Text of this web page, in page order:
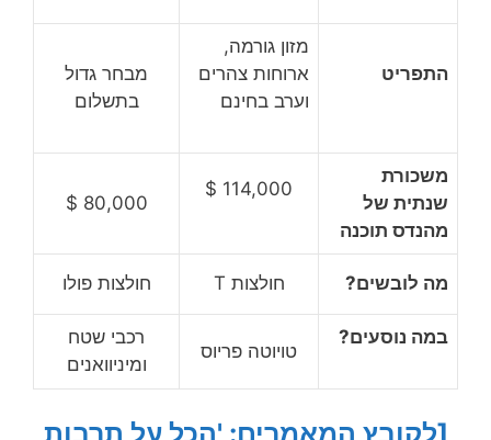
התפריט
מזון גורמה,
ארוחות צהרים
וערב בחינם
מבחר גדול
בתשלום
משכורת
שנתית של
מהנדס תוכנה
114,000 $
80,000 $
מה לובשים? חולצות T חולצות פולו
במה נוסעים?
טויוטה פריוס
רכבי שטח
ומיניוואנים